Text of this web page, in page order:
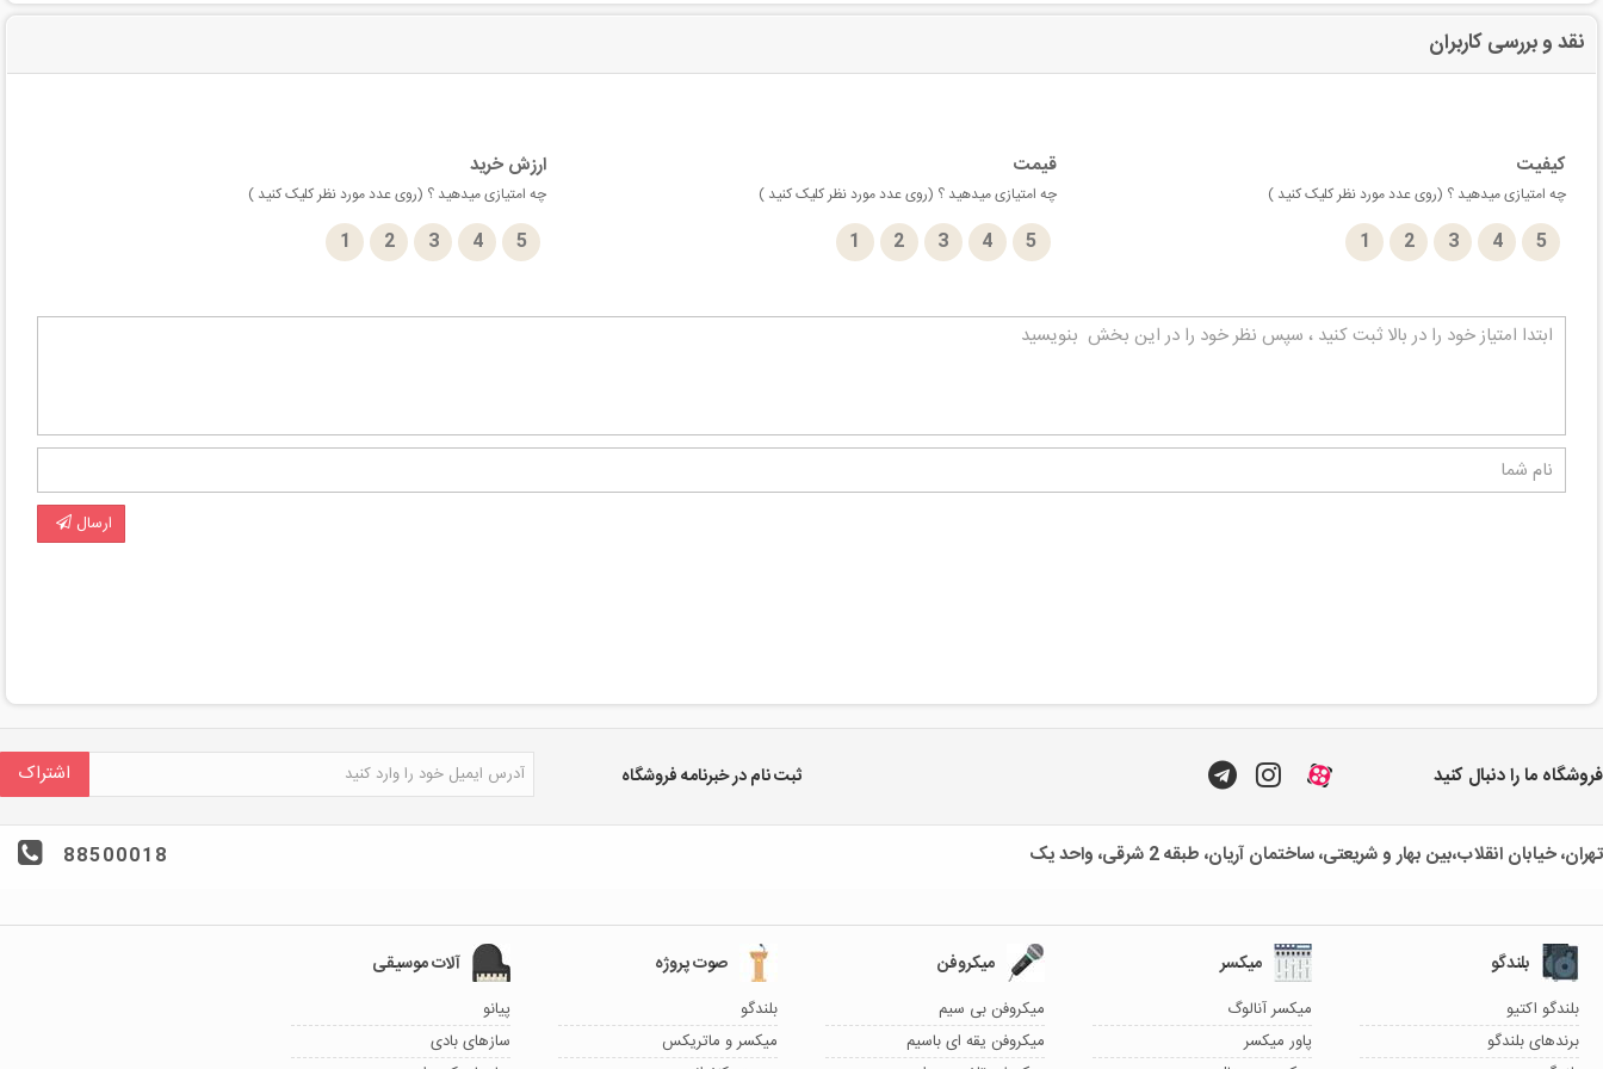
نقد و بررسی کاربران
کیفیت
چه امتیازی میدهید ؟ (روی عدد مورد نظر کلیک کنید )
1 2 3 4 5
قیمت
چه امتیازی میدهید ؟ (روی عدد مورد نظر کلیک کنید )
1 2 3 4 5
ارزش خرید
چه امتیازی میدهید ؟ (روی عدد مورد نظر کلیک کنید )
1 2 3 4 5
ارسال
فروشگاه ما را دنبال کنید ثبت نام در خبرنامه فروشگاه اشتراک
تهران، خیابان انقلاب،بین بهار و شریعتی، ساختمان آریان، طبقه 2 شرقی، واحد یک 88500018
بلندگو
بلندگو اکتیو
برندهای بلندگو
میکسر
میکسر آنالوگ
پاور میکسر
میکروفن
میکروفن بی سیم
میکروفن یقه ای باسیم
صوت پروژه
بلندگو
میکسر و ماتریکس
آلات موسیقی
پیانو
سازهای بادی